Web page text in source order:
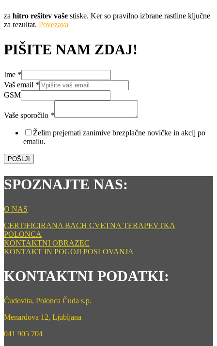
za hitro rešitev vaše stiske. Ker so pravilno izbrane rastline ključne
za rezultat. Povezava
PIŠITE NAM ZDAJ!
Ime *
GSM
Vaš
Vaš email *
GSM
Vaše sporočilo *
Želim prejemati zanimive brezplačne novičke in akcij po
emailu.
POŠLJI
SPOZNAJTE NAS:
O NAS
CERTIFICIRANA BACH CVETNA TERAPEVTKA
POLONCA
KONTAKTNI OBRAZEC
KONTAKT IN POGOJI POSLOVANJA
KONTAKTNI PODATKI:
Čudovita, Polonca Čuda s.p.
Menardova 12, Ljubljana
041 905 704